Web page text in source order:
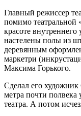
Главный режиссер
помимо театральной
красоте
настелены полы из
деревянным
маркетри
Максима Горького.
Сделал его
метра почти
театра. А потом